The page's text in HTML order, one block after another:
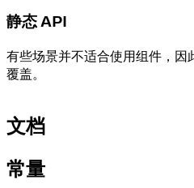
静态 API
有些场景并不适合使用组件，因
覆盖。
文档
常量